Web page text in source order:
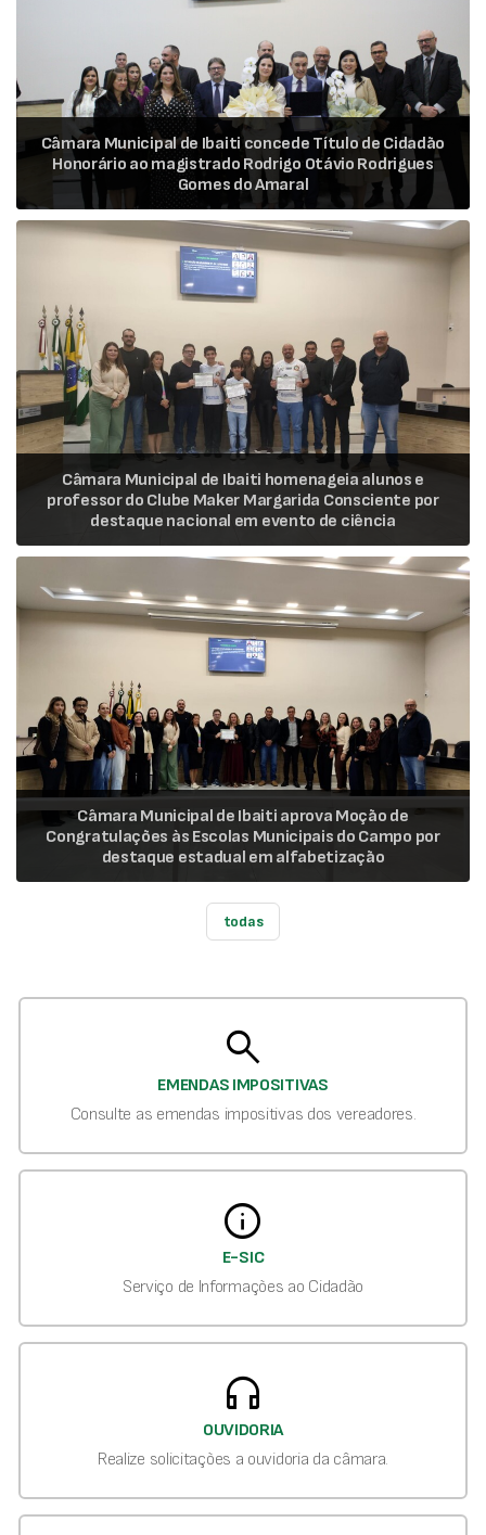
Câmara Municipal de Ibaiti concede Título de Cidadão
Honorário ao magistrado Rodrigo Otávio Rodrigues
Gomes do Amaral
Câmara Municipal de Ibaiti homenageia alunos e
professor do Clube Maker Margarida Consciente por
destaque nacional em evento de ciência
Câmara Municipal de Ibaiti aprova Moção de
Congratulações às Escolas Municipais do Campo por
destaque estadual em alfabetização
todas
search
EMENDAS IMPOSITIVAS
Consulte as emendas impositivas dos vereadores.
info
E-SIC
Serviço de Informações ao Cidadão
headphones
OUVIDORIA
Realize solicitações a ouvidoria da câmara.